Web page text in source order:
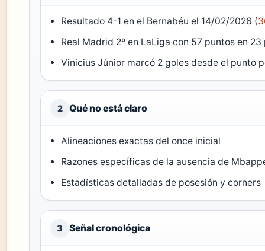
Resultado 4-1 en el Bernabéu el 14/02/2026 (
Real Madrid 2º en LaLiga con 57 puntos en
Vinicius Júnior marcó 2 goles desde el punto
2 Qué no está claro
Alineaciones exactas del once inicial
Razones específicas de la ausencia de
Estadísticas detalladas de posesión y corners
3 Señal cronológica